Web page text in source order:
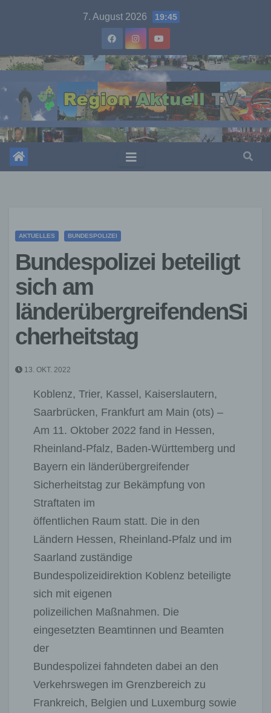
7. August 2026 19:45
AKTUELLES BUNDESPOLIZEI
Bundespolizei beteiligt
sich am
länderübergreifendenSi
cherheitstag
13. OKT. 2022
Koblenz, Trier, Kassel, Kaiserslautern,
Saarbrücken, Frankfurt am Main (ots) –
Am 11. Oktober 2022 fand in Hessen,
Rheinland-Pfalz, Baden-Württemberg und
Bayern ein länderübergreifender
Sicherheitstag zur Bekämpfung von
Straftaten im
öffentlichen Raum statt. Die in den
Ländern Hessen, Rheinland-Pfalz und im
Saarland zuständige
Bundespolizeidirektion Koblenz beteiligte
sich mit eigenen
polizeilichen Maßnahmen. Die
eingesetzten Beamtinnen und Beamten
der
Bundespolizei fahndeten dabei an den
Verkehrswegen im Grenzbereich zu
Frankreich, Belgien und Luxemburg sowie